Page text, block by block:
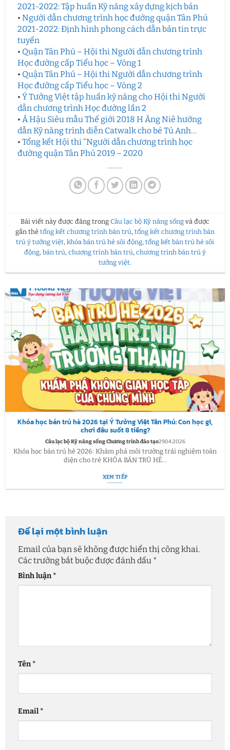
2021-2022: Tập huấn Kỹ năng xây dựng kịch bản
• Người dẫn chương trình học đường quận Tân Phú
2021-2022: Định hình phong cách dẫn bản tin trực
tuyến
• Quận Tân Phú – Hội thi Người dẫn chương trình
Học đường cấp Tiểu học – Vòng 1
• Quận Tân Phú – Hội thi Người dẫn chương trình
Học đường cấp Tiểu học – Vòng 2
• Ý Tưởng Việt tập huấn kỹ năng cho Hội thi Người
dẫn chương trình Học đường lần 2
• Á Hậu Siêu mẫu Thế giới 2018 H Ăng Niê hướng
dẫn Kỹ năng trình diễn Catwalk cho bé Tú Anh…
• Tổng kết Hội thi “Người dẫn chương trình học
đường quận Tân Phú 2019 – 2020
Bài viết này được đăng trong Câu lạc bộ Kỹ năng sống và được
gắn thẻ tổng kết chương trình bán trú, tổng kết chương trình bán
trú ý tưởng việt, khóa bán trú hè sôi động, tổng kết bán trú hè sôi
động, bán trú, chương trình bán trú, chương trình bán trú ý
tưởng việt.
Khóa học bán trú hè 2026 tại Ý Tưởng Việt Tân Phú: Con học gì,
chơi đâu suốt 8 tiếng?
Câu lạc bộ Kỹ năng sống Chương trình đào tạo29.04.2026
Khóa học bán trú hè 2026: Khám phá môi trường trải nghiệm toàn
diện cho trẻ KHÓA BÁN TRÚ HÈ...
XEM TIẾP
Để lại một bình luận
Email của bạn sẽ không được hiển thị công khai.
Các trường bắt buộc được đánh dấu *
Bình luận*
Tên*
Email*